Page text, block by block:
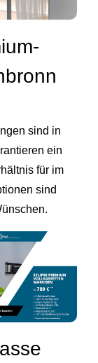
sind in
ein
für im
sind